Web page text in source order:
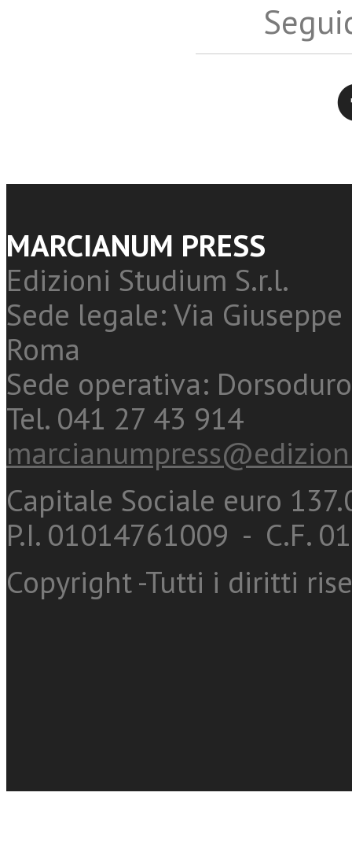
MARCIANUM PRESS
Edizioni Studium S.r.l.
Sede legale: Via
Roma
Sede operativa:
Tel. 041 27 43 914
Capitale Sociale euro
P.I. 01014761009 - C.F.
Copyright -Tutti i diritti